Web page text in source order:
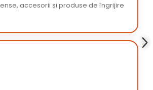
accesorii și produse de îngrijire